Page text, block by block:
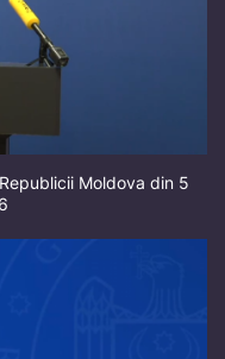
Moldova din 5